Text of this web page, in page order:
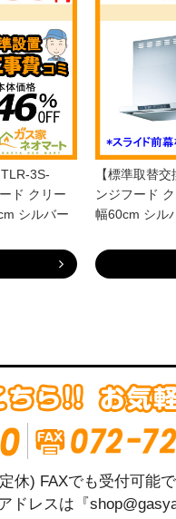
3S-
ド クリー
シルバー
【標準取替
ンジフード
幅60cm シル
休) FAXでも受付可能で
ドレスは『